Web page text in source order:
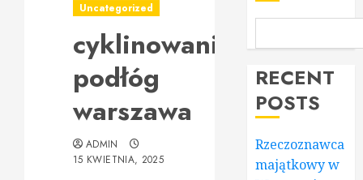
Uncategorized
cyklinowanie
podłóg
warszawa
ADMIN
15 KWIETNIA, 2025
RECENT
POSTS
Rzeczoznawca
majątkowy w